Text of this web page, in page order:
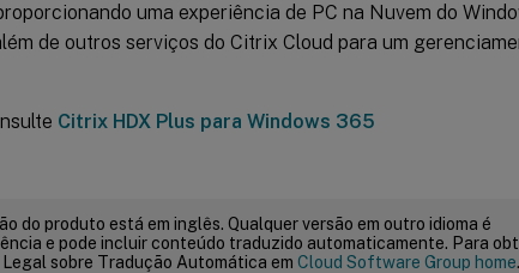
uma experiência de PC na Nuvem do
de outros serviços do Citrix Cloud para um
Citrix HDX Plus para Windows 365
do produto está em inglês. Qualquer versão em outro idioma é
e pode incluir conteúdo traduzido automaticamente. Para
sobre Tradução Automática em Cloud Software Group home.